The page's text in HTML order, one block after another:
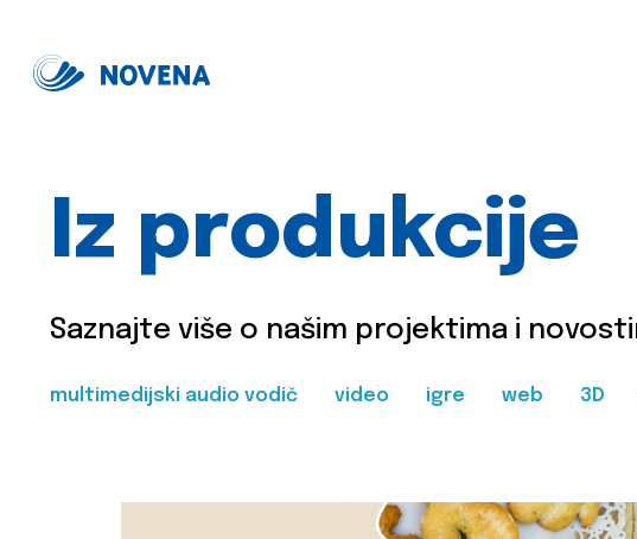
Iz produkcije
Saznajte više o našim projektima i
multimedijski audio vodič video igre web 3D